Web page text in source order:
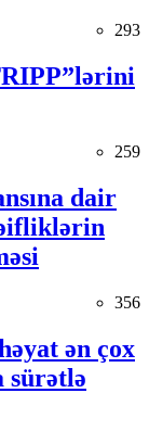
293
259
dair
356
ən çox
sürətlə